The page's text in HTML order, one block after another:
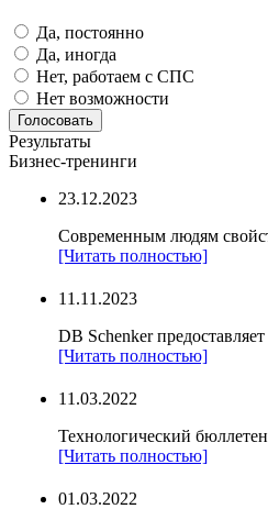
Да, постоянно
Да, иногда
Нет, работаем с СПС
Нет возможности
Результаты
Бизнес-тренинги
23.12.2023
Современным людям
[Читать полностью]
11.11.2023
DB Schenker
[Читать полностью]
11.03.2022
Технологический
[Читать полностью]
01.03.2022